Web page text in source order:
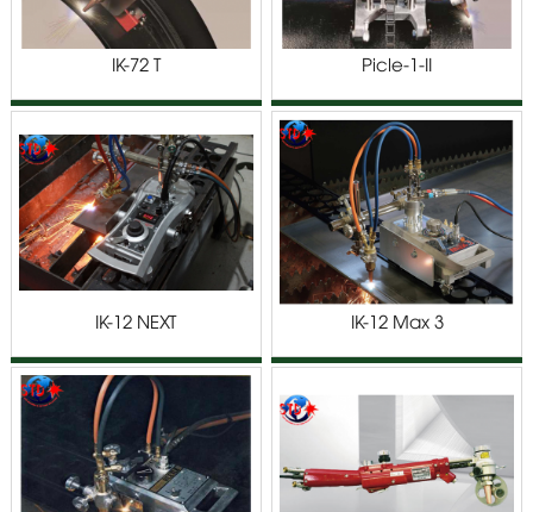
IK-72 T Picle-1-II
IK-12 NEXT IK-12 Max 3